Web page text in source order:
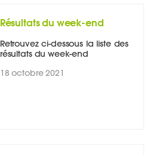
Résultats du week-end
Retrouvez ci-dessous la liste des
résultats du week-end
18 octobre 2021